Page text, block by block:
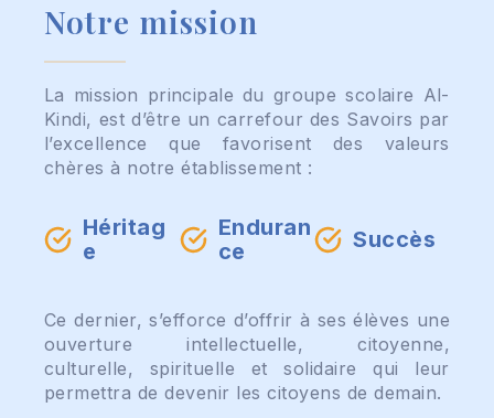
Notre mission
La mission principale du groupe scolaire Al-
Kindi, est d’être un carrefour des Savoirs par
l’excellence que favorisent des valeurs
chères à notre établissement :
Héritag
e
Enduran
ce
Succès
Ce dernier, s’efforce d’offrir à ses élèves une
ouverture intellectuelle, citoyenne,
culturelle, spirituelle et solidaire qui leur
permettra de devenir les citoyens de demain.